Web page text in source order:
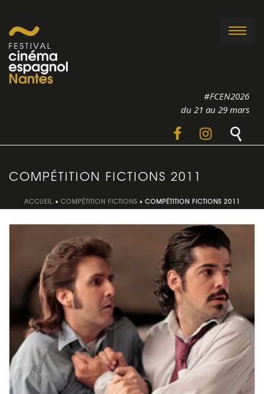
#FCEN2026
du 21 au 29 mars
COMPÉTITION FICTIONS 2011
ACCUEIL » COMPÉTITION FICTIONS » COMPÉTITION FICTIONS 2011